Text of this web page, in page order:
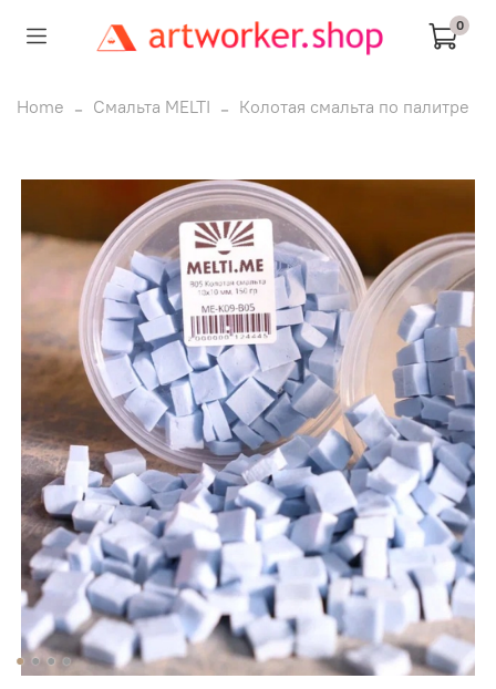
0
Home Смальта MELTI Колотая смальта по палитре